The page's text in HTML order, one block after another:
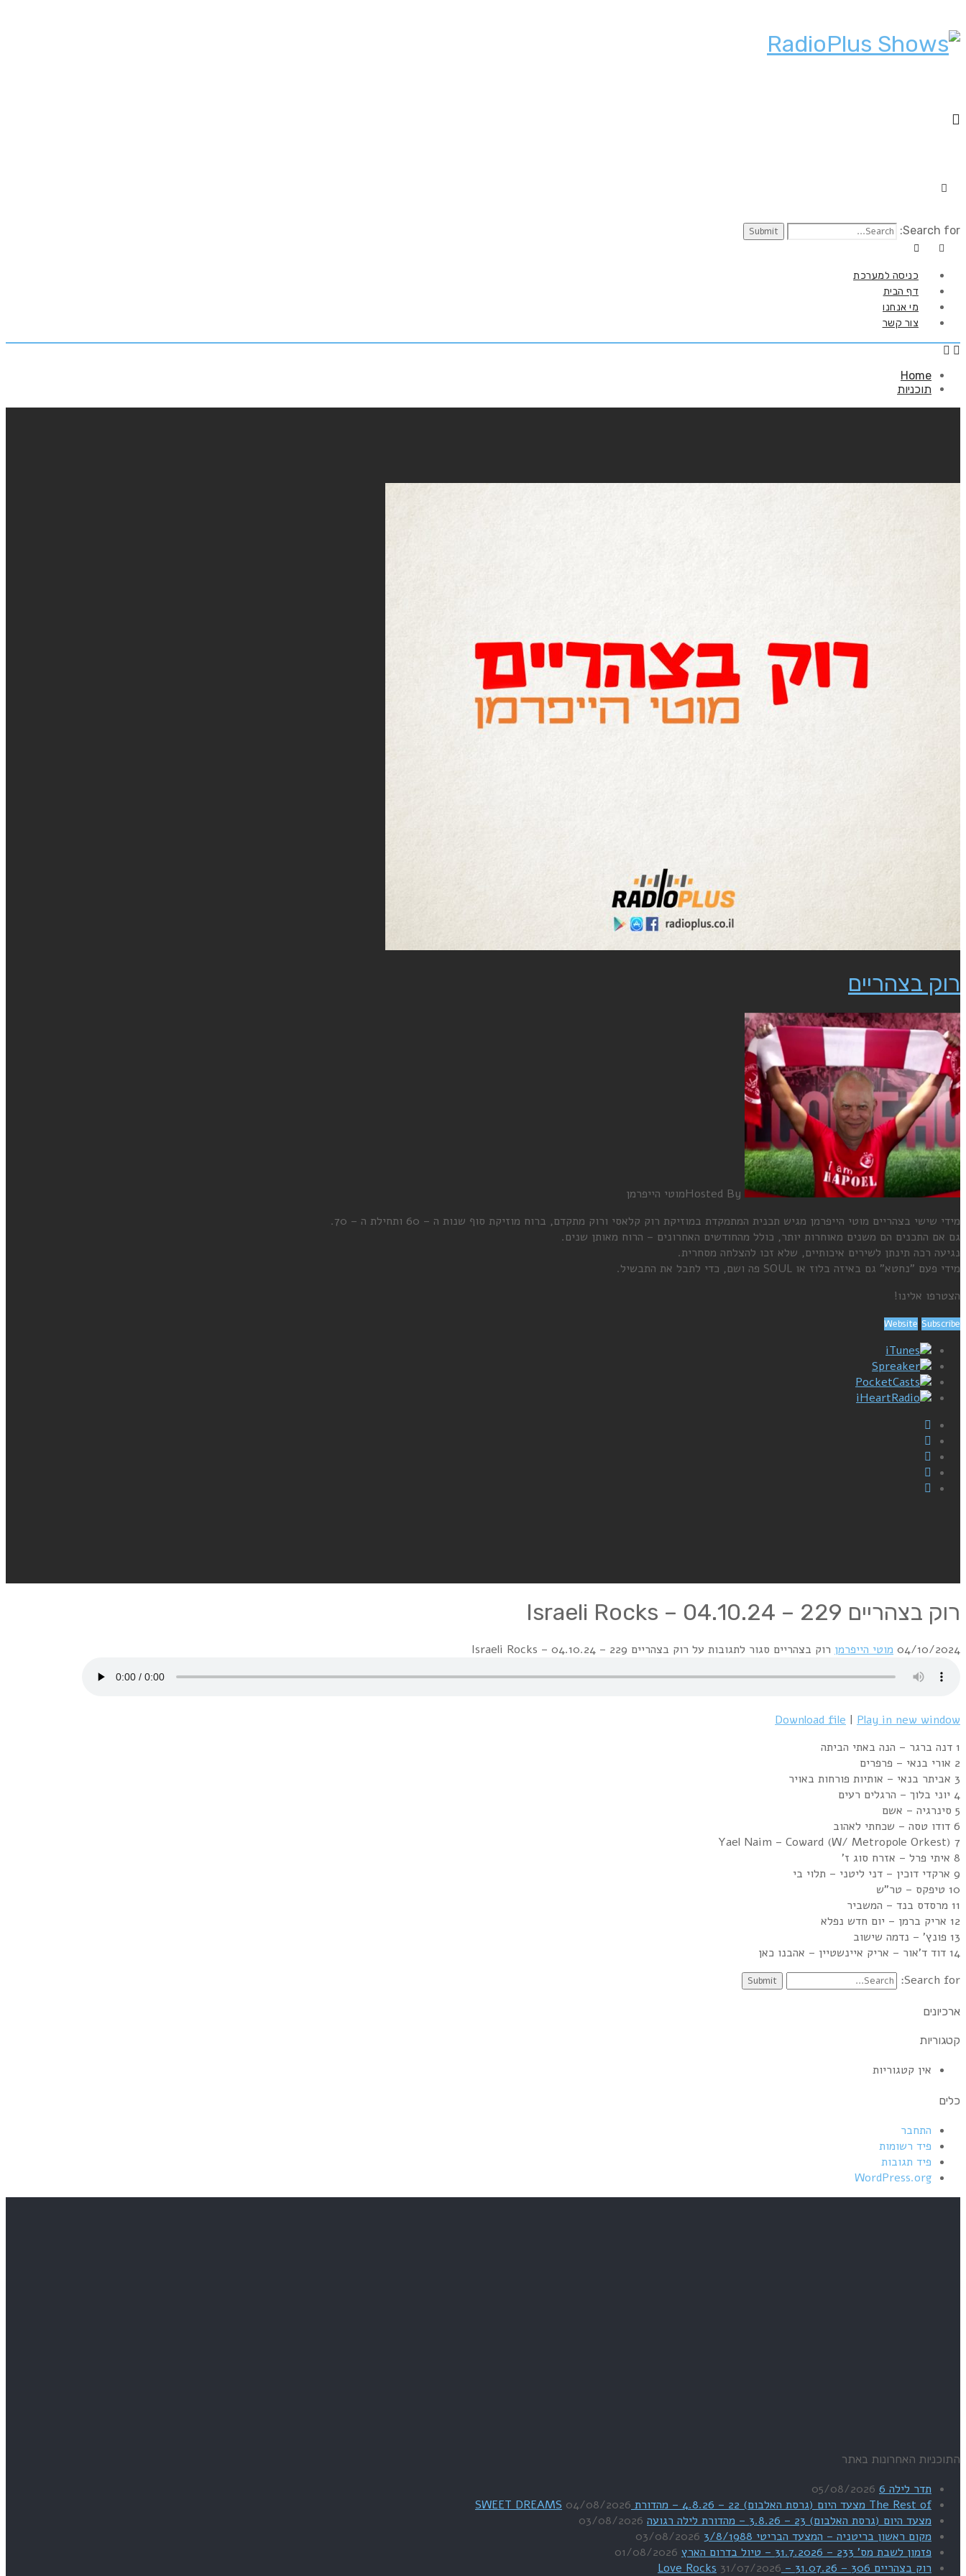
Search for:
כניסה למערכת
דף הבית
מי אנחנו
צור קשר
Home
תוכניות
רוק בצהריים
Hosted Byמוטי הייפרמן
מידי שישי בצהריים מוטי הייפרמן מגיש תכנית המתמקדת במוזיקת רוק קלאסי ורוק מתקדם, ברוח מוזיקת סוף שנות ה – 60 ותחילת ה – 70.
גם אם התכנים הם משנים מאוחרות יותר, כולל מהחודשים האחרונים – הרוח מאותן שנים.
נגיעה רכה תינתן לשירים איכותיים, שלא זכו להצלחה מסחרית.
מידי פעם "נחטא" גם באיזה בלוז או SOUL פה ושם, כדי לתבל את התבשיל.
הצטרפו אלינו!
Website Subscribe
iTunes
Spreaker
PocketCasts
iHeartRadio
רוק בצהריים 229 – 04.10.24 – Israeli Rocks
04/10/2024 מוטי הייפרמן רוק בצהריים סגור לתגובות על רוק בצהריים 229 – 04.10.24 – Israeli Rocks
Download file | Play in new window
1 דנה ברגר – הנה באתי הביתה
2 אורי בנאי – פרפרים
3 אביתר בנאי – אותיות פורחות באויר
4 יוני בלוך – הרגלים רעים
5 סינרגיה – אשם
6 דודו טסה – שכחתי לאהוב
7 Yael Naim – Coward (W/ Metropole Orkest)
8 איתי פרל – אזרח סוג ז'
9 ארקדי דוכין – דני ליטני – תלוי בי
10 טיפקס – טר"ש
11 מרסדס בנד – המשביר
12 אריק ברמן – יום חדש נפלא
13 פונץ' – נדמה שישוב
14 דוד ד'אור – אריק איינשטיין – אהבנו כאן
Search for:
ארכיונים
קטגוריות
אין קטגוריות
כלים
התחבר
פיד רשומות
פיד תגובות
WordPress.org
התוכניות האחרונות באתר
תדר לילה 6
05/08/2026
The Rest of מצעד היום (גרסת האלבום) 22 – 4.8.26 – מהדורת SWEET DREAMS
04/08/2026
מצעד היום (גרסת האלבום) 23 – 3.8.26 – מהדורת לילה רגועה
03/08/2026
מקום ראשון בריטניה – המצעד הבריטי 3/8/1988
03/08/2026
פזמון לשבת מס' 233 – 31.7.2026 – טיול בדרום הארץ
01/08/2026
רוק בצהריים 306 – 31.07.26 – Love Rocks
31/07/2026